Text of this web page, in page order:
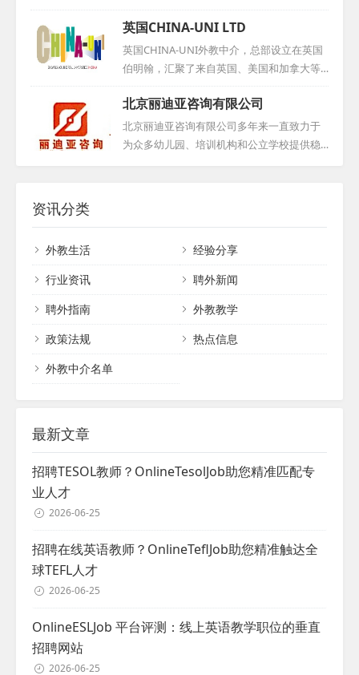
长期稳定地提供优秀人才。我们的服务收费
合理，符合市场行情。如果您有招聘需求，
无论是学校还是其他机构，都可与我们取得
联系，我们将为您提供详细的信息和专业的
发展。...
培训领域树立了良好口碑。作为上海语轶商
务咨询有限公司的核心板块，我们专注于为
各类教学机构、企事业单位及个人提供一对
一英语外教服务。我们严格筛选每一位外教
候选人，本地外教必经面对面面试与Demo展
示，外地外教则通过电话或网络面试。我们
杜绝随意推荐，确保深入了解每位外教的背
景与期望。我们对外教候选人要求严格，必
英国CHINA-UNI LTD
英国CHINA-UNI外教中介，总部设立在英国
伯明翰，汇聚了来自英国、美国和加拿大等
母语国家的优秀教育人才。我们采取海外直
聘模式，引进的外教虽然在国内教学经验有
限，但他们更易适应新环境，便于管理，从
而有效避免了因经验过于丰富而难以适应新
业、可靠的外教服务伙伴。...
北京丽迪亚咨询有限公司
北京丽迪亚咨询有限公司多年来一直致力于
为众多幼儿园、培训机构和公立学校提供稳
资讯分类
外教生活
经验分享
行业资讯
聘外新闻
聘外指南
外教教学
政策法规
热点信息
外教中介名单
最新文章
招聘TESOL教师？OnlineTesolJob助您精准匹配专
业人才
2026-06-25
招聘在线英语教师？OnlineTeflJob助您精准触达全
球TEFL人才
2026-06-25
OnlineESLJob 平台评测：线上英语教学职位的垂直
招聘网站
2026-06-25